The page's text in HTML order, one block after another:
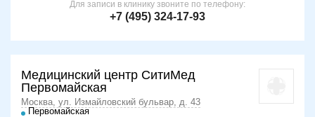
Для записи в клинику звоните по телефону:
+7 (495) 324-17-93
Медицинский центр СитиМед
Первомайская
Москва, ул. Измайловский бульвар, д. 43
Первомайская